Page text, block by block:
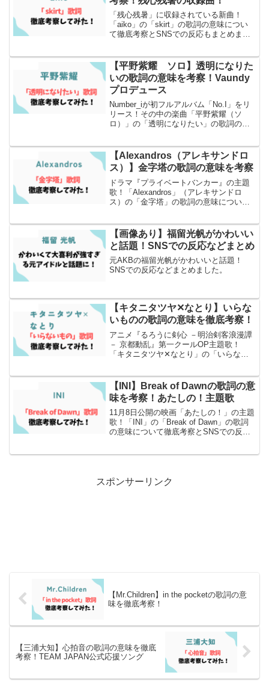
「残心残暑」に収録されている新曲！
「aiko」の「skirt」の歌詞の意味につい
て徹底考察とSNSでの反応もまとめまし
【平野紫耀 ソロ】透明になりた
いの歌詞の意味を考察！Vaundy
プロデュース
Number_iが初フルアルバム「No.I」をリ
リース！その中の楽曲「平野紫耀（ソ
ロ）」の「透明になりたい」の歌詞の意
【Alexandros（アレキサンドロ
ス）】金字塔の歌詞の意味を考察
ドラマ『プライベートバンカー』の主題
歌！「Alexandros」（アレキサンドロ
ス）の「金字塔」の歌詞の意味について
【画像あり】福留光帆がかわいい
と話題！SNSでの反応などまとめ
元AKBの福留光帆がかわいいと話題！
SNSでの反応などまとめました。
【キタニタツヤ✕なとり】いらな
いものの歌詞の意味を徹底考察！
アニメ『るろうに剣心 －明治剣客浪漫譚
－ 京都動乱』第一クールOP主題歌！
「キタニタツヤ✕なとり」の「いらない
【INI】Break of Dawnの歌詞の意
味を考察！あたしの！主題歌
11⽉8日公開の映画「あたしの！」の主題
歌！「INI」の「Break of Dawn」の歌詞
の意味について徹底考察とSNSでの反応
スポンサーリンク
【Mr.Children】in the pocketの歌詞の意
味を徹底考察！
【三浦大知】心拍音の歌詞の意味を徹底
考察！TEAM JAPAN公式応援ソング